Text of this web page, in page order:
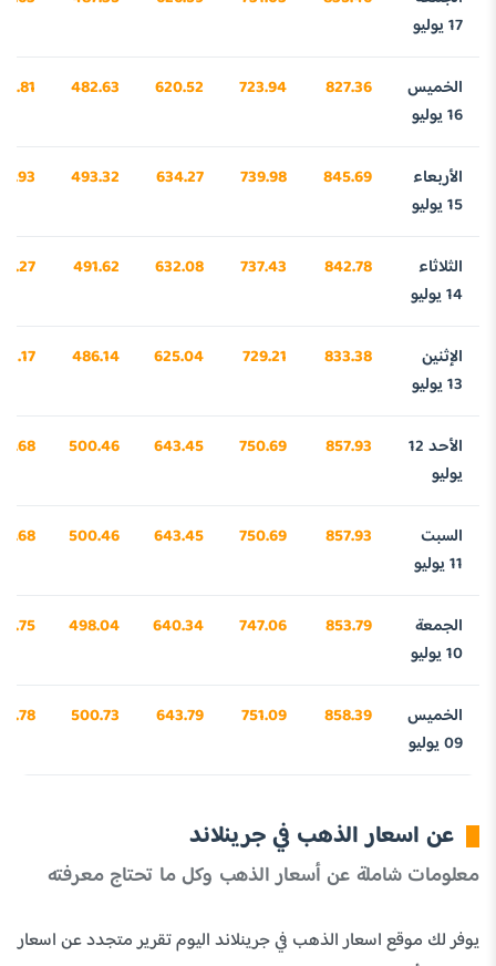
17 يوليو
الخميس
16 يوليو
827.36
723.94
620.52
482.63
الأربعاء
15 يوليو
845.69
739.98
634.27
493.32
الثلاثاء
14 يوليو
842.78
737.43
632.08
491.62
الإثنين
13 يوليو
833.38
729.21
625.04
486.14
الأحد 12
يوليو
857.93
750.69
643.45
500.46
السبت
11 يوليو
857.93
750.69
643.45
500.46
الجمعة
10 يوليو
853.79
747.06
640.34
498.04
الخميس
09 يوليو
858.39
751.09
643.79
500.73
عن اسعار الذهب في جرينلاند
معلومات شاملة عن أسعار الذهب وكل ما تحتاج معرفته
يوفر لك موقع اسعار الذهب في جرينلاند اليوم تقرير متجدد عن اسعار